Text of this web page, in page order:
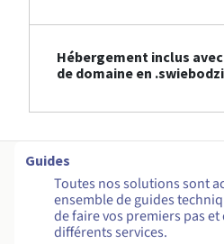
Hébergement inclus
de domaine en
Guides
Toutes nos solutions sont
ensemble de guides
de faire vos premiers pas
différents services.